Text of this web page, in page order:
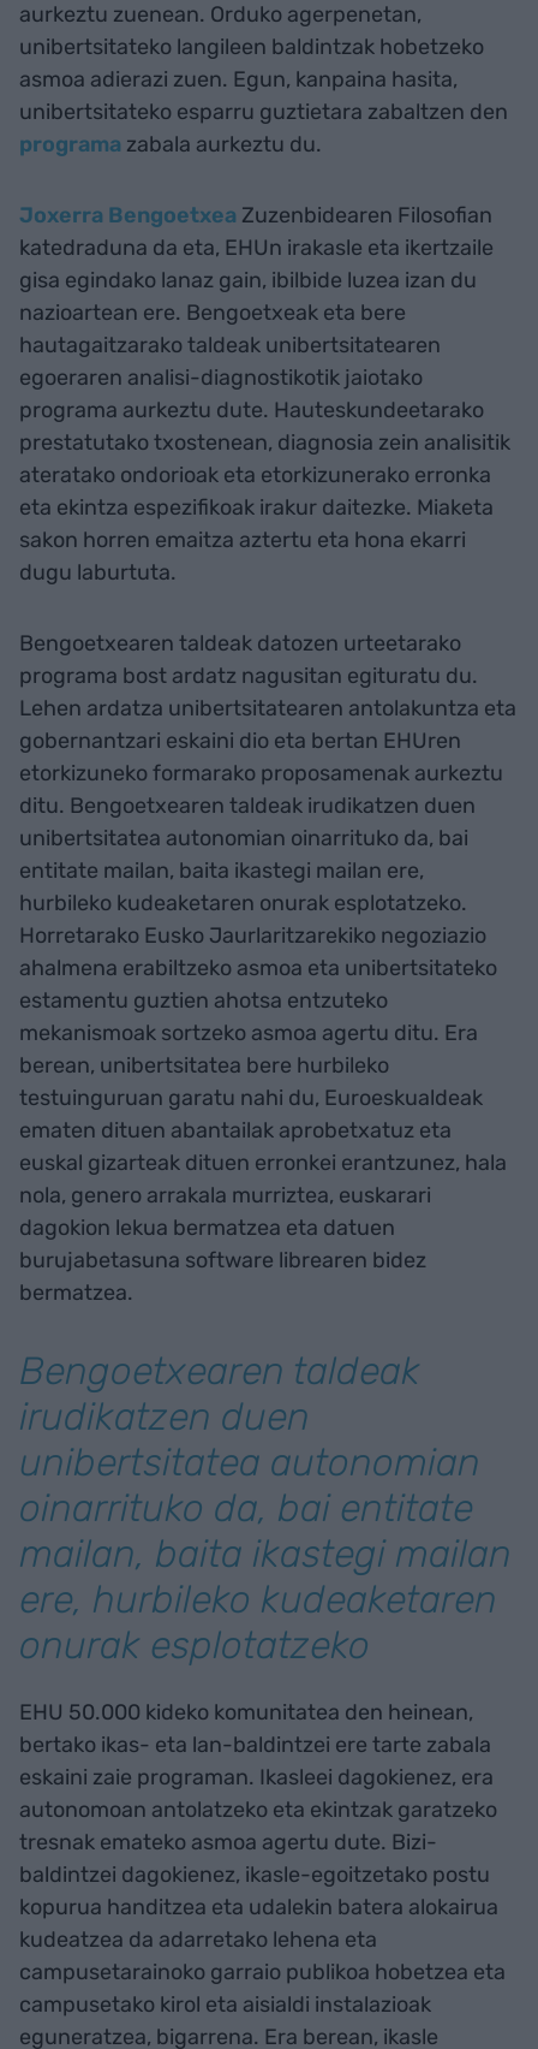
aurkeztu zuenean. Orduko agerpenetan,
unibertsitateko langileen baldintzak hobetzeko
asmoa adierazi zuen. Egun, kanpaina hasita,
unibertsitateko esparru guztietara zabaltzen den
programa zabala aurkeztu du.
Joxerra Bengoetxea Zuzenbidearen Filosofian
katedraduna da eta, EHUn irakasle eta ikertzaile
gisa egindako lanaz gain, ibilbide luzea izan du
nazioartean ere. Bengoetxeak eta bere
hautagaitzarako taldeak unibertsitatearen
egoeraren analisi-diagnostikotik jaiotako
programa aurkeztu dute. Hauteskundeetarako
prestatutako txostenean, diagnosia zein analisitik
ateratako ondorioak eta etorkizunerako erronka
eta ekintza espezifikoak irakur daitezke. Miaketa
sakon horren emaitza aztertu eta hona ekarri
dugu laburtuta.
Bengoetxearen taldeak datozen urteetarako
programa bost ardatz nagusitan egituratu du.
Lehen ardatza unibertsitatearen antolakuntza eta
gobernantzari eskaini dio eta bertan EHUren
etorkizuneko formarako proposamenak aurkeztu
ditu. Bengoetxearen taldeak irudikatzen duen
unibertsitatea autonomian oinarrituko da, bai
entitate mailan, baita ikastegi mailan ere,
hurbileko kudeaketaren onurak esplotatzeko.
Horretarako Eusko Jaurlaritzarekiko negoziazio
ahalmena erabiltzeko asmoa eta unibertsitateko
estamentu guztien ahotsa entzuteko
mekanismoak sortzeko asmoa agertu ditu. Era
berean, unibertsitatea bere hurbileko
testuinguruan garatu nahi du, Euroeskualdeak
ematen dituen abantailak aprobetxatuz eta
euskal gizarteak dituen erronkei erantzunez, hala
nola, genero arrakala murriztea, euskarari
dagokion lekua bermatzea eta datuen
burujabetasuna software librearen bidez
bermatzea.
Bengoetxearen taldeak
irudikatzen duen
unibertsitatea autonomian
oinarrituko da, bai entitate
mailan, baita ikastegi mailan
ere, hurbileko kudeaketaren
onurak esplotatzeko
EHU 50.000 kideko komunitatea den heinean,
bertako ikas- eta lan-baldintzei ere tarte zabala
eskaini zaie programan. Ikasleei dagokienez, era
autonomoan antolatzeko eta ekintzak garatzeko
tresnak emateko asmoa agertu dute. Bizi-
baldintzei dagokienez, ikasle-egoitzetako postu
kopurua handitzea eta udalekin batera alokairua
kudeatzea da adarretako lehena eta
campusetarainoko garraio publikoa hobetzea eta
campusetako kirol eta aisialdi instalazioak
eguneratzea, bigarrena. Era berean, ikasle